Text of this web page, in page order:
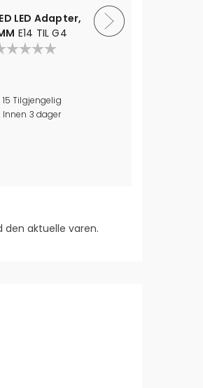
LED Adapter,
E14 TIL G4
15 Tilgjengelig
Innen 3 dager
aktuelle varen.